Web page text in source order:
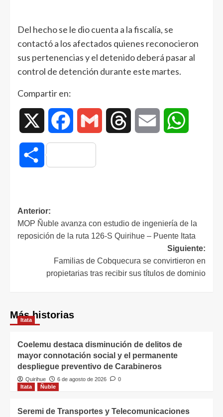
Del hecho se le dio cuenta a la fiscalía, se
contactó a los afectados quienes reconocieron
sus pertenencias y el detenido deberá pasar al
control de detención durante este martes.
Compartir en:
Facebook Gmail Threads Email
Compartir
Anterior:
MOP Ñuble avanza con estudio de ingeniería de la
reposición de la ruta 126-S Quirihue – Puente Itata
Siguiente:
Familias de Cobquecura se convirtieron en
propietarias tras recibir sus títulos de dominio
Más historias
Itata
Coelemu destaca disminución de delitos de
mayor connotación social y el permanente
despliegue preventivo de Carabineros
Quirihue 6 de agosto de 2026
0
Itata
Ñuble
Seremi de Transportes y Telecomunicaciones